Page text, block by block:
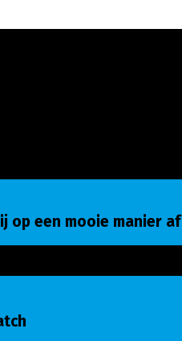
op een mooie manier af
een mooie manier af